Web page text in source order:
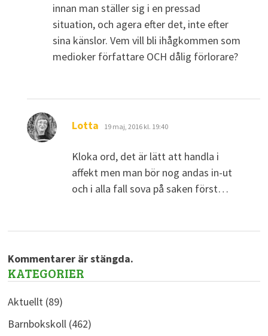
innan man ställer sig i en pressad
situation, och agera efter det, inte efter
sina känslor. Vem vill bli ihågkommen som
medioker författare OCH dålig förlorare?
Lotta skriver:
19 maj, 2016 kl. 19:40
Kloka ord, det är lätt att handla i
affekt men man bör nog andas in-ut
och i alla fall sova på saken först…
Kommentarer är stängda.
KATEGORIER
Aktuellt(89)
Barnbokskoll(462)